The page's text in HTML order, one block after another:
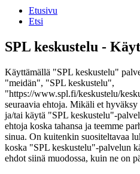
Etusivu
Etsi
SPL keskustelu -
Käyttämällä "SPL keskustelu"
"meidän", "SPL keskustelu",
"https://www.spl.fi/keskustelu/
seuraavia ehtoja. Mikäli et
ja/tai käytä "SPL keskustelu"-
ehtoja koska tahansa ja teemme
sinua. On kuitenkin suositeltavaa
koska "SPL keskustelu"-palvelun
ehdot siinä muodossa, kuin ne on